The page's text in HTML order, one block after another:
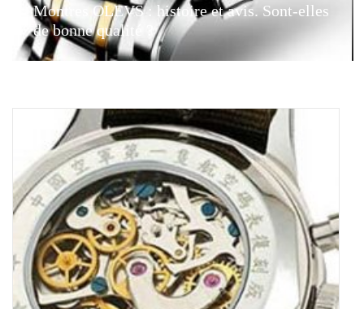
Montres OLEVS : histoire et avis. Sont-elles
de bonne qualité ?